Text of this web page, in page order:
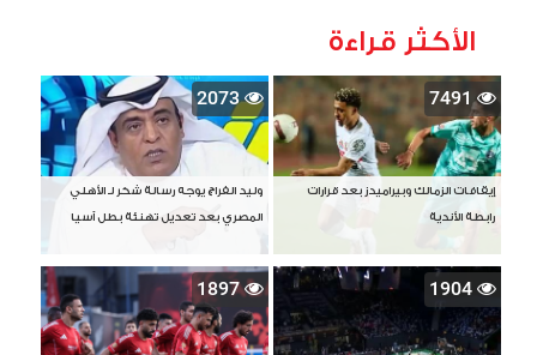
الأكثر قراءة
7491
إيقافات الزمالك وبيراميدز بعد قرارات
رابطة الأندية
2073
وليد الفراج يوجه رسالة شكر لـ الأهلي
المصري بعد تعديل تهنئة بطل آسيا
1904
1897